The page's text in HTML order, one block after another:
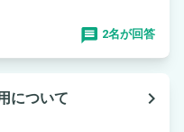
2名が回答
について
navigate_next